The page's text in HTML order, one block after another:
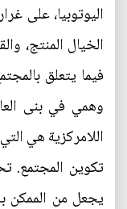
اليوتوبيا، على
الخيال المنتج،
فيما يتعلق
وهمي في بنى
اللامركزية هي
تكوين المجتمع.
يجعل من الممكن